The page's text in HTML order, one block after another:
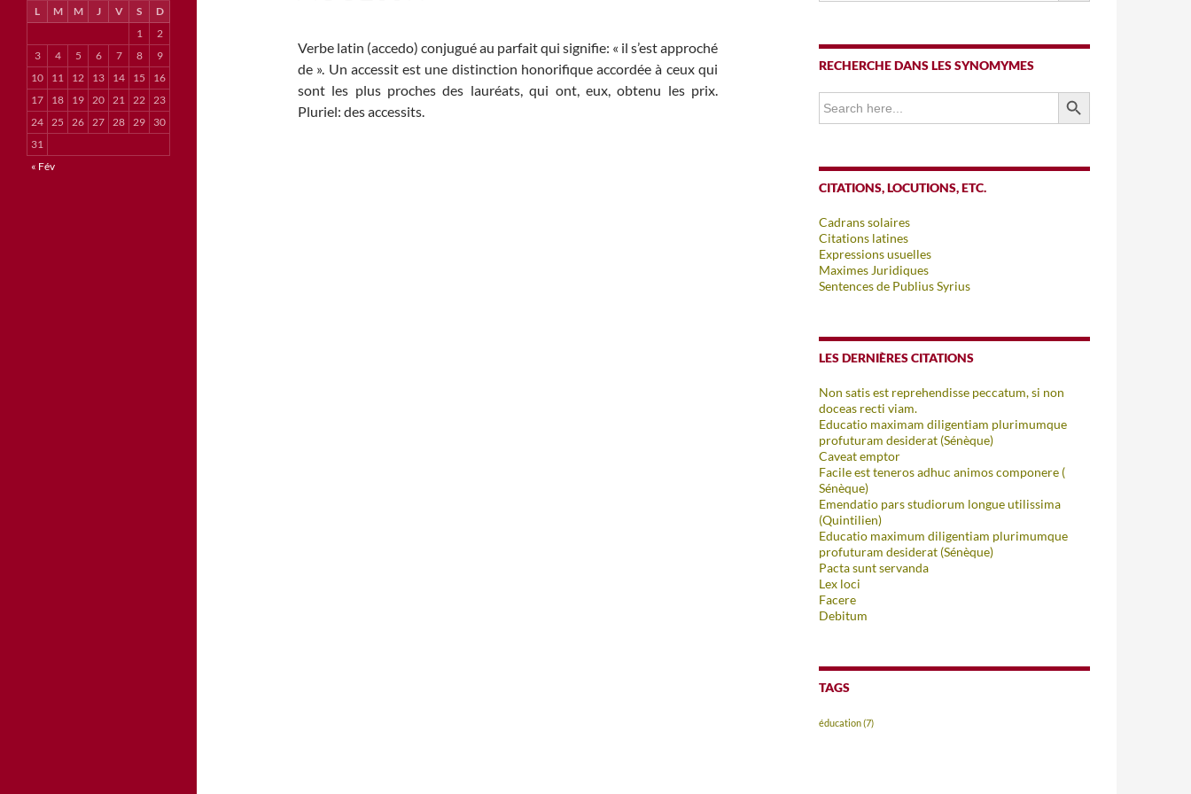
Verbe latin (accedo) conjugué au parfait qui signifie: « il s’est approché
de ». Un accessit est une distinction honorifique accordée à ceux qui
sont les plus proches des lauréats, qui ont, eux, obtenu les prix.
Pluriel: des accessits.
RECHERCHE DANS LES SYNOMYMES
Search
for:
SEARCH BUTTON
CITATIONS, LOCUTIONS, ETC.
Cadrans solaires
Citations latines
Expressions usuelles
Maximes Juridiques
Sentences de Publius Syrius
LES DERNIÈRES CITATIONS
Non satis est reprehendisse peccatum, si non
doceas recti viam.
Educatio maximam diligentiam plurimumque
profuturam desiderat (Sénèque)
Caveat emptor
Facile est teneros adhuc animos componere (
Sénèque)
Emendatio pars studiorum longue utilissima
(Quintilien)
Educatio maximum diligentiam plurimumque
profuturam desiderat (Sénèque)
Pacta sunt servanda
Lex loci
Facere
Debitum
TAGS
éducation(7)
L M M J V S
D
1
2
3
4 5 6 7 8
9
10
11 12 13 14 15
16
17
18 19 20 21 22 23
24 25 26 27 28 29
30
31
« Fév